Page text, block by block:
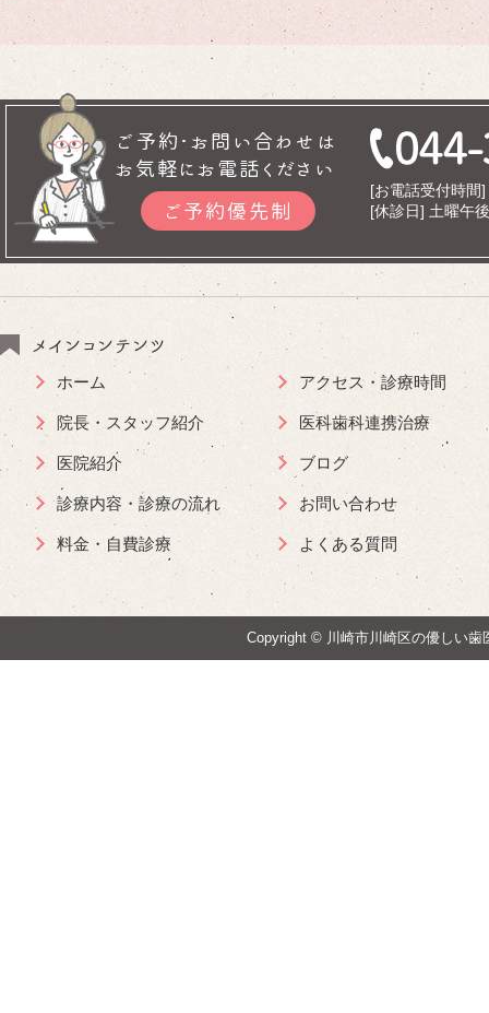
ご予約･お問い合わせは
お気軽にお電話ください
ご予約優先制
[お電話受付時間
[休診日] 土曜午
メインコンテンツ
ホーム
院長・スタッフ紹介
医院紹介
診療内容・診療の流れ
料金・自費診療
アクセス・診療時間
医科歯科連携治療
ブログ
お問い合わせ
よくある質問
Copyright © 川崎市川崎区の優しい